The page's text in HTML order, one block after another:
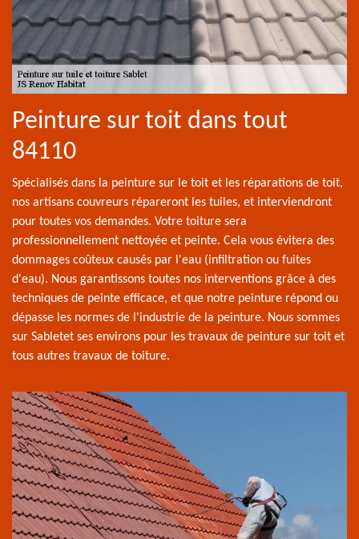
Peinture sur toit dans tout
84110
Spécialisés dans la peinture sur le toit et les réparations de toit,
nos artisans couvreurs répareront les tuiles, et interviendront
pour toutes vos demandes. Votre toiture sera
professionnellement nettoyée et peinte. Cela vous évitera des
dommages coûteux causés par l'eau (infiltration ou fuites
d'eau). Nous garantissons toutes nos interventions grâce à des
techniques de peinte efficace, et que notre peinture répond ou
dépasse les normes de l'industrie de la peinture. Nous sommes
sur Sabletet ses environs pour les travaux de peinture sur toit et
tous autres travaux de toiture.